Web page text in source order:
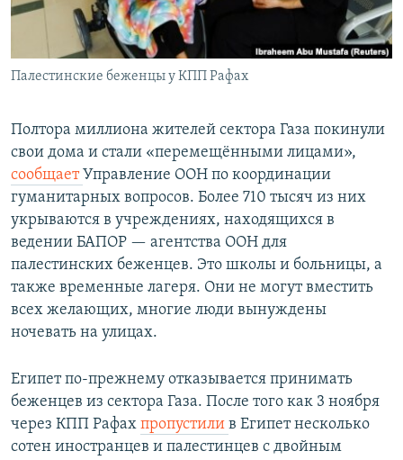
Палестинские беженцы у КПП Рафах
Полтора миллиона жителей сектора Газа покинули
свои дома и стали «перемещёнными лицами»,
сообщает Управление ООН по координации
гуманитарных вопросов. Более 710 тысяч из них
укрываются в учреждениях, находящихся в
ведении БАПОР — агентства ООН для
палестинских беженцев. Это школы и больницы, а
также временные лагеря. Они не могут вместить
всех желающих, многие люди вынуждены
ночевать на улицах.
Египет по-прежнему отказывается принимать
беженцев из сектора Газа. После того как 3 ноября
через КПП Рафах пропустили в Египет несколько
сотен иностранцев и палестинцев с двойным